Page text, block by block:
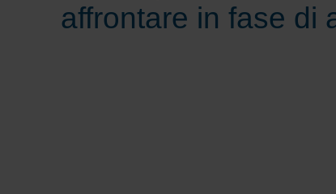
affrontare in fase di